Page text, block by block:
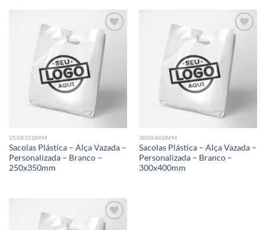
Add to
wishlist
250X350MM
Sacolas Plástica – Alça Vazada –
Personalizada – Branco –
250x350mm
Add to
wishlist
300X400MM
Sacolas Plástica – Alça Vazada –
Personalizada – Branco –
300x400mm